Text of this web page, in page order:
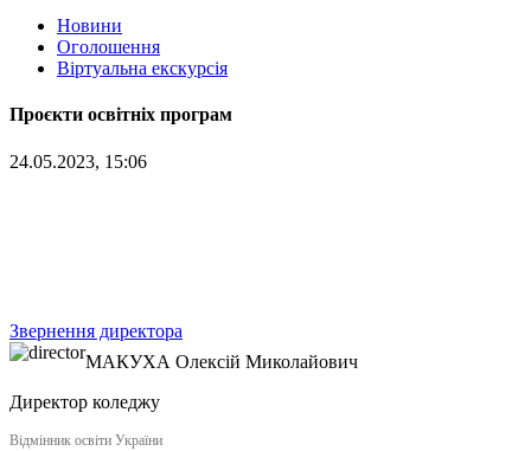
Новини
Оголошення
Віртуальна екскурсія
Проєкти освітніх програм
24.05.2023, 15:06
Звернення директора
МАКУХА Олексій Миколайович
Директор коледжу
Відмінник освіти України